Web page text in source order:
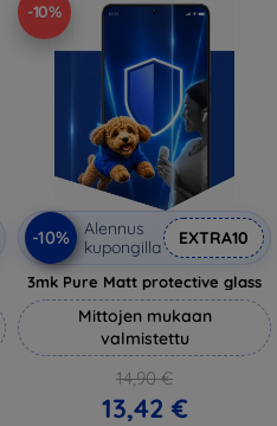
-10%
-10%
Alennus
kupongilla
EXTRA10
3mk Pure Matt protective glass
Mittojen mukaan
valmistettu
14,90 €
13,42 €